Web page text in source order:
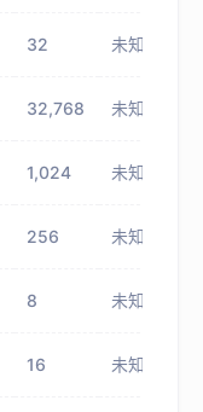
32 未知
32,768 未知
1,024 未知
256 未知
8 未知
16 未知